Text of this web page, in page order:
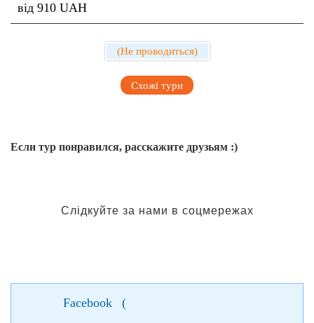
від 910 UAH
(Не проводиться)
Схожі тури
Если тур понравился, расскажите друзьям :)
Слідкуйте за нами в соцмережах
Facebook (